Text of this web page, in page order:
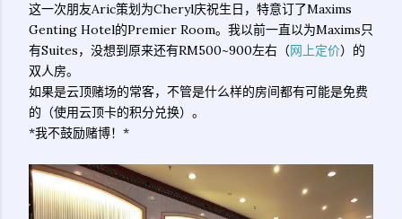
这一次朋友Aric策划为Cheryl庆祝生日，特意订了Maxims
Genting Hotel的Premier Room。我以前一直以为Maxims只
有Suites，没想到原来还有RM500~900左右（网上定价）的
双人房。
如果是云顶赌场的常客，不管是什么样的房间都有可能是免费
的（使用云顶卡的积分兑换）。
*我不鼓励赌博！*